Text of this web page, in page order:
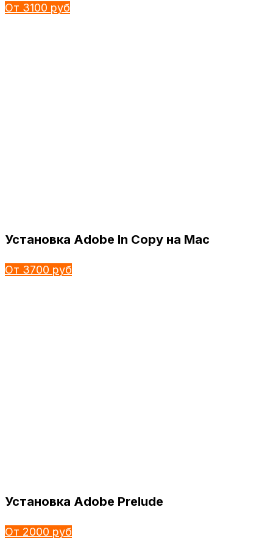
От 3100 руб
Установка Adobe In Copy на Mac
От 3700 руб
Установка Adobe Prelude
От 2000 руб